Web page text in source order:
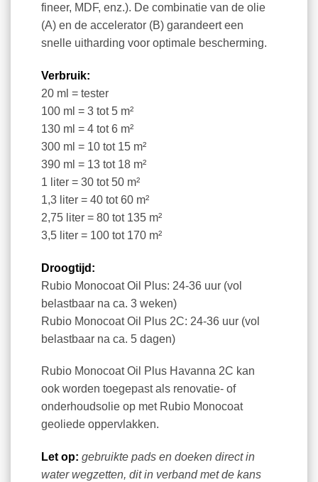
fineer, MDF, enz.). De combinatie van de olie
(A) en de accelerator (B) garandeert een
snelle uitharding voor optimale bescherming.
Verbruik:
20 ml = tester
100 ml = 3 tot 5 m²
130 ml = 4 tot 6 m²
300 ml = 10 tot 15 m²
390 ml = 13 tot 18 m²
1 liter = 30 tot 50 m²
1,3 liter = 40 tot 60 m²
2,75 liter = 80 tot 135 m²
3,5 liter = 100 tot 170 m²
Droogtijd:
Rubio Monocoat Oil Plus: 24-36 uur (vol
belastbaar na ca. 3 weken)
Rubio Monocoat Oil Plus 2C: 24-36 uur (vol
belastbaar na ca. 5 dagen)
Rubio Monocoat Oil Plus Havanna 2C kan
ook worden toegepast als renovatie- of
onderhoudsolie op met Rubio Monocoat
geoliede oppervlakken.
Let op: gebruikte pads en doeken direct in
water wegzetten, dit in verband met de kans